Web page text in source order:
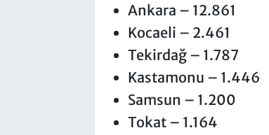
Ankara – 12.861
Kocaeli – 2.461
Tekirdağ – 1.787
Kastamonu – 1.446
Samsun – 1.200
Tokat – 1.164